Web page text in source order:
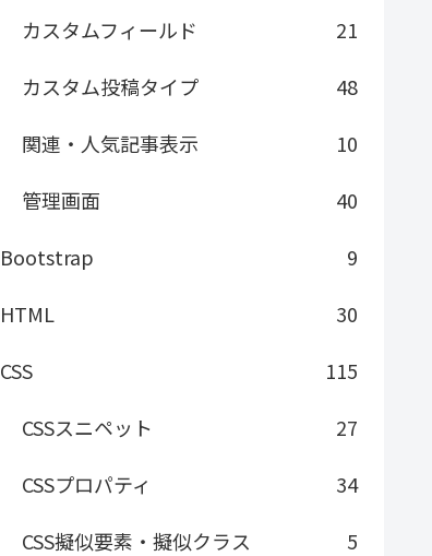
カスタムフィールド
21
カスタム投稿タイプ
48
関連・人気記事表示
10
管理画面
40
Bootstrap
9
HTML
30
CSS
115
CSSスニペット
27
CSSプロパティ
34
CSS擬似要素・擬似クラス
5